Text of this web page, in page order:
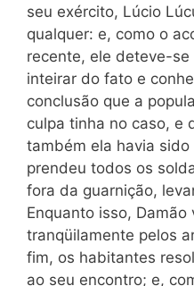
seu exército, Lúcio
qualquer: e, como o
recente, ele deteve-
inteirar do fato e
conclusão que a
culpa tinha no caso, e
também ela havia
prendeu todos os
fora da guarnição,
Enquanto isso, Damão
tranqüilamente pelos
fim, os habitantes
ao seu encontro; e,